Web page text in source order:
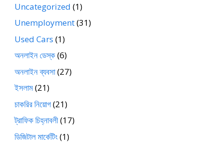
Uncategorized (1)
Unemployment(31)
Used Cars (1)
অনলাইন ডেস্ক(6)
অনলাইন ব্যবসা(27)
ইসলাম(21)
চাকরির নিয়োগ(21)
ট্রাফিক চিহ্নাবলী(17)
ডিজিটাল মার্কেটিং(1)